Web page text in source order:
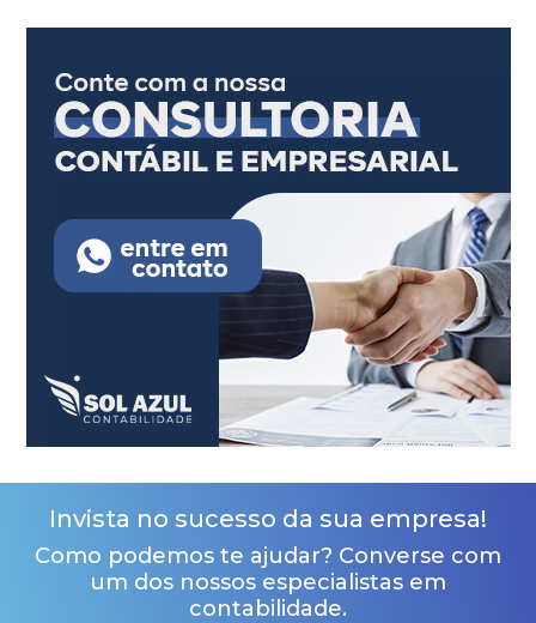
Invista no sucesso da sua empresa!
Como podemos te ajudar? Converse com
um dos nossos especialistas em
contabilidade.